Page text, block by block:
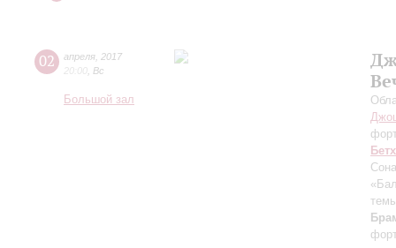
02 апреля 2017
20:00 Вс
Большой зал